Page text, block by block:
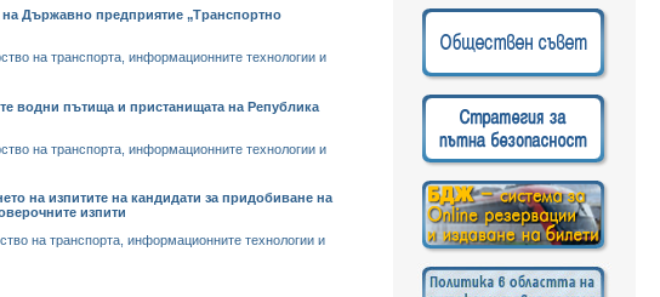
на Държавно предприятие „Транспортно
на транспорта, информационните технологии и
водни пътища и пристанищата на Република
на транспорта, информационните технологии и
на изпитите на кандидати за придобиване на
изпити
на транспорта, информационните технологии и